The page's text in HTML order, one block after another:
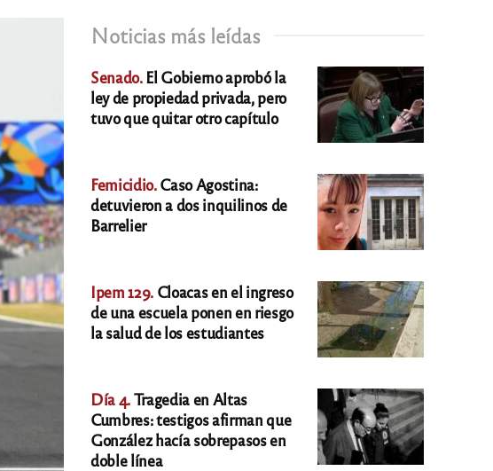
Noticias más leídas
Senado.El Gobierno aprobó la
ley de propiedad privada, pero
tuvo que quitar otro capítulo
Femicidio.Caso Agostina:
detuvieron a dos inquilinos de
Barrelier
Ipem 129. Cloacas en el ingreso
de una escuela ponen en riesgo
la salud de los estudiantes
Día 4.Tragedia en Altas
Cumbres: testigos afirman que
González hacía sobrepasos en
doble línea